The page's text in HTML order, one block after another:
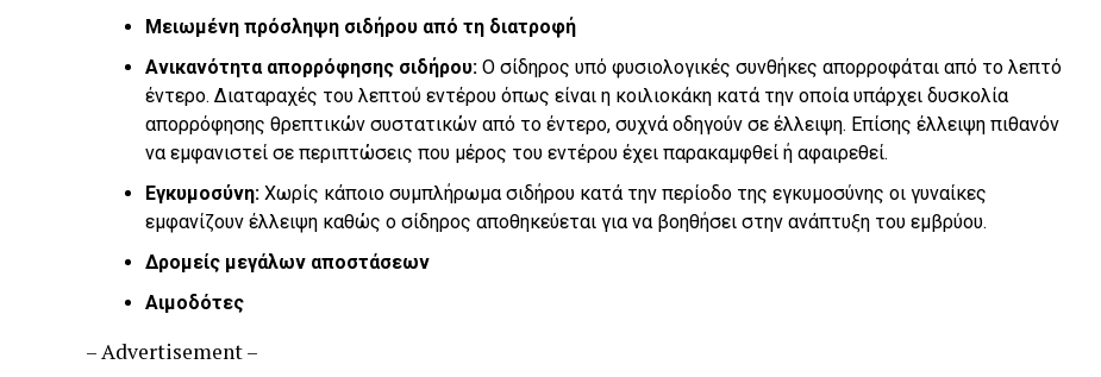
Μειωμένη πρόσληψη σιδήρου από τη διατροφή
Ανικανότητα απορρόφησης σιδήρου: Ο σίδηρος υπό φυσιολογικές συνθήκες απορροφάται από το λεπτό
έντερο. Διαταραχές του λεπτού εντέρου όπως είναι η κοιλιοκάκη κατά την οποία υπάρχει δυσκολία
απορρόφησης θρεπτικών συστατικών από το έντερο, συχνά οδηγούν σε έλλειψη. Επίσης έλλειψη πιθανόν
να εμφανιστεί σε περιπτώσεις που μέρος του εντέρου έχει παρακαμφθεί ή αφαιρεθεί.
Εγκυμοσύνη: Χωρίς κάποιο συμπλήρωμα σιδήρου κατά την περίοδο της εγκυμοσύνης οι γυναίκες
εμφανίζουν έλλειψη καθώς ο σίδηρος αποθηκεύεται για να βοηθήσει στην ανάπτυξη του εμβρύου.
Δρομείς μεγάλων αποστάσεων
Αιμοδότες
– Advertisement –